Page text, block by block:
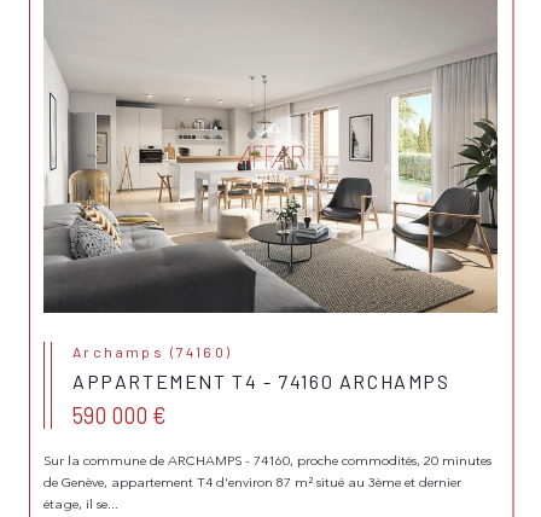
Archamps (74160)
APPARTEMENT T4 - 74160 ARCHAMPS
590 000 €
Sur la commune de ARCHAMPS - 74160, proche commodités, 20 minutes
de Genève, appartement T4 d'environ 87 m² situé au 3ème et dernier
étage, il se...